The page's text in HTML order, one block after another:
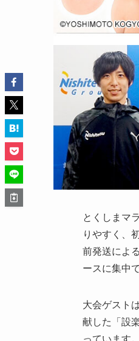
とくしまマ
りやすく、
前発送によ
ースに集中
大会ゲスト
献した「設
っています